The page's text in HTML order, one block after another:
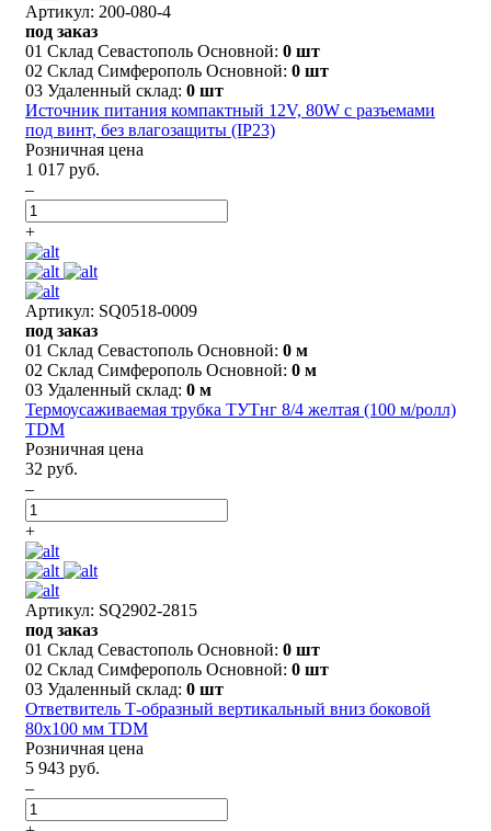
Артикул: 200-080-4
под заказ
01 Склад Севастополь Основной: 0 шт
02 Склад Симферополь Основной: 0 шт
03 Удаленный склад: 0 шт
Источник питания компактный 12V, 80W с разъемами
под винт, без влагозащиты (IP23)
Розничная цена
1 017 руб.
–
+
Артикул: SQ0518-0009
под заказ
01 Склад Севастополь Основной: 0 м
02 Склад Симферополь Основной: 0 м
03 Удаленный склад: 0 м
Термоусаживаемая трубка ТУТнг 8/4 желтая (100 м/ролл)
TDM
Розничная цена
32 руб.
–
+
Артикул: SQ2902-2815
под заказ
01 Склад Севастополь Основной: 0 шт
02 Склад Симферополь Основной: 0 шт
03 Удаленный склад: 0 шт
Ответвитель Т-образный вертикальный вниз боковой
80х100 мм TDM
Розничная цена
5 943 руб.
–